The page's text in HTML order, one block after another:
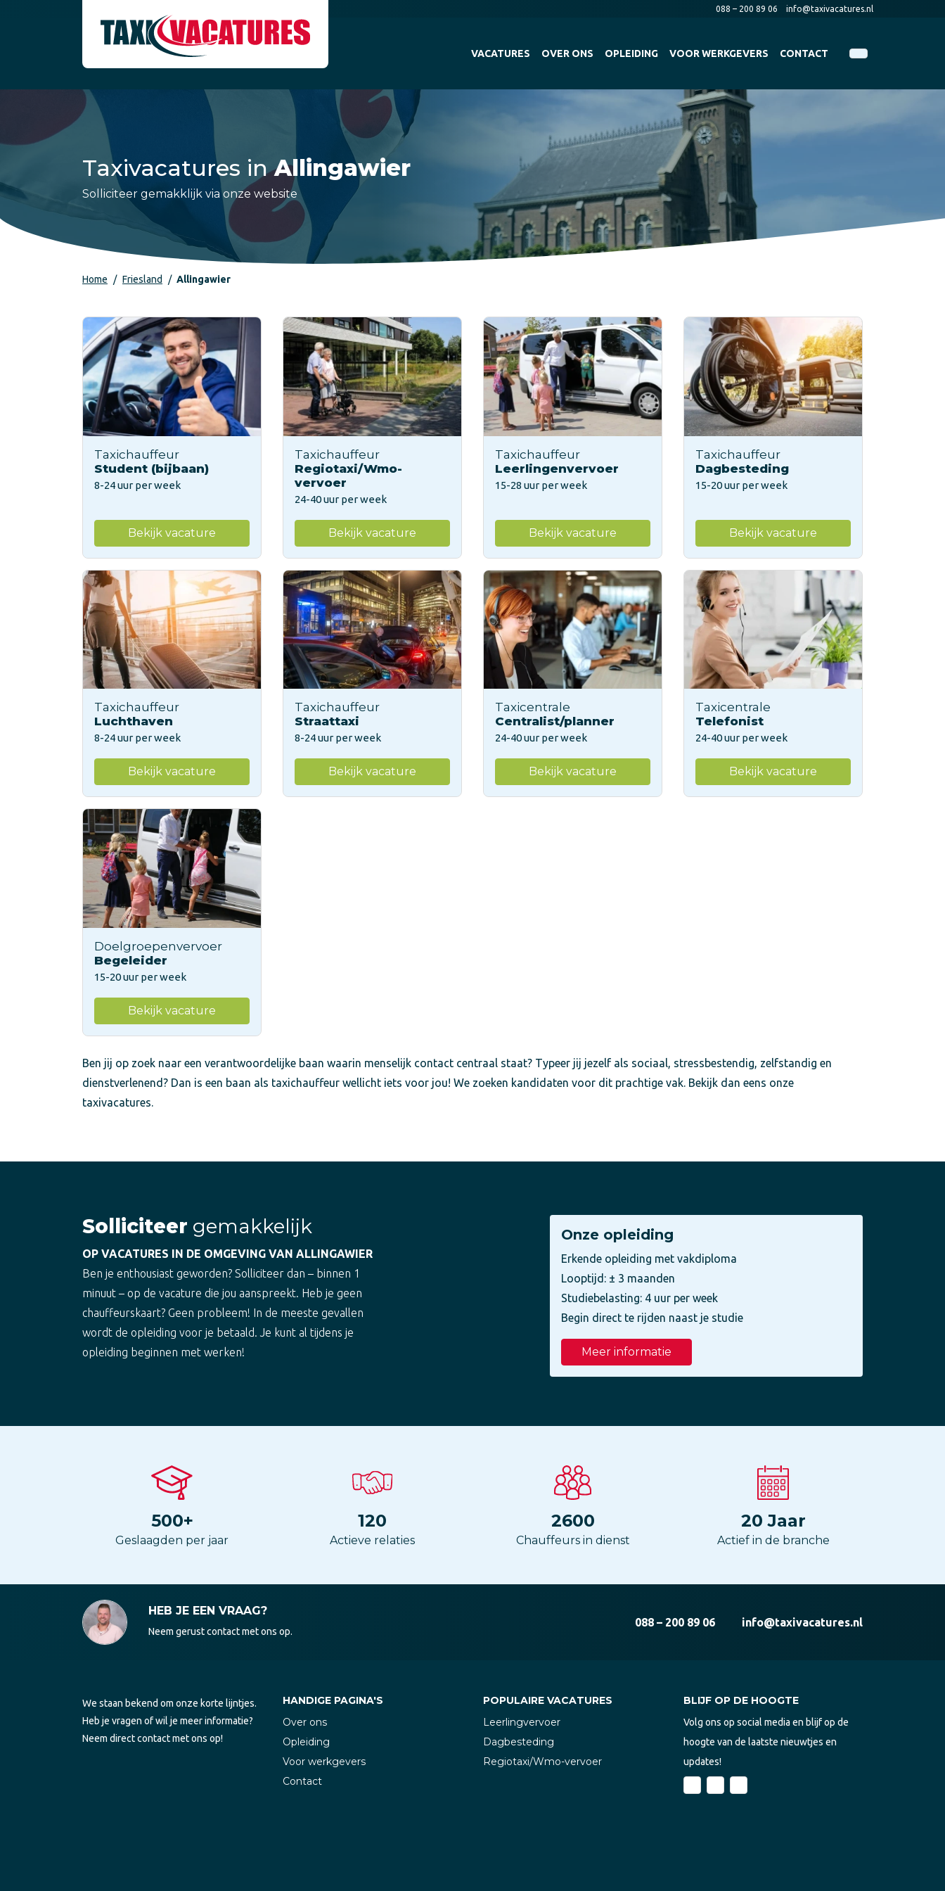
088 – 200 89 06 info@taxivacatures.nl
VACATURES OVER ONS OPLEIDING VOOR WERKGEVERS CONTACT
Taxivacatures inAllingawier
Solliciteer gemakklijk via onze website
Home Friesland Allingawier
Taxichauffeur
Student (bijbaan)
8-24 uur per week
Bekijk vacature
Taxichauffeur
Regiotaxi/Wmo-
vervoer
24-40 uur per week
Bekijk vacature
Taxichauffeur
Leerlingenvervoer
15-28 uur per week
Bekijk vacature
Taxichauffeur
Dagbesteding
15-20 uur per week
Bekijk vacature
Taxichauffeur
Luchthaven
8-24 uur per week
Bekijk vacature
Taxichauffeur
Straattaxi
8-24 uur per week
Bekijk vacature
Taxicentrale
Centralist/planner
24-40 uur per week
Bekijk vacature
Taxicentrale
Telefonist
24-40 uur per week
Bekijk vacature
Doelgroepenvervoer
Begeleider
15-20 uur per week
Bekijk vacature
Ben jij op zoek naar een verantwoordelijke baan waarin menselijk contact centraal staat? Typeer jij jezelf als sociaal, stressbestendig, zelfstandig en
dienstverlenend? Dan is een baan als taxichauffeur wellicht iets voor jou! We zoeken kandidaten voor dit prachtige vak. Bekijk dan eens onze
taxivacatures.
Solliciteer gemakkelijk
OP VACATURES IN DE OMGEVING VAN ALLINGAWIER
Ben je enthousiast geworden? Solliciteer dan – binnen 1
minuut – op de vacature die jou aanspreekt. Heb je geen
chauffeurskaart? Geen probleem! In de meeste gevallen
wordt de opleiding voor je betaald. Je kunt al tijdens je
opleiding beginnen met werken!
Onze opleiding
Erkende opleiding met vakdiploma
Looptijd: ± 3 maanden
Studiebelasting: 4 uur per week
Begin direct te rijden naast je studie
Meer informatie
500+
Geslaagden per jaar
120
Actieve relaties
2600
Chauffeurs in dienst
20 Jaar
Actief in de branche
HEB JE EEN VRAAG?
Neem gerust contact met ons op.
088 – 200 89 06 info@taxivacatures.nl
We staan bekend om onze korte lijntjes.
Heb je vragen of wil je meer informatie?
Neem direct contact met ons op!
HANDIGE PAGINA'S
Over ons
Opleiding
Voor werkgevers
Contact
POPULAIRE VACATURES
Leerlingvervoer
Dagbesteding
Regiotaxi/Wmo-vervoer
BLIJF OP DE HOOGTE
Volg ons op social media en blijf op de
hoogte van de laatste nieuwtjes en
updates!